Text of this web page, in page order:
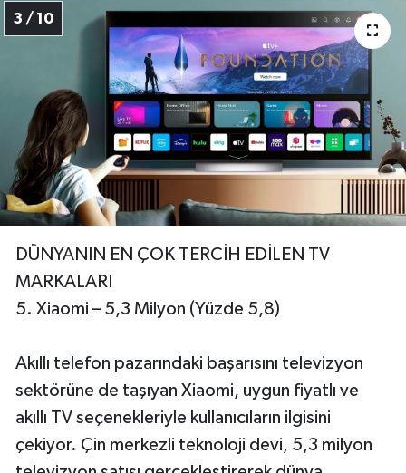
3 / 10
DÜNYANIN EN ÇOK TERCİH EDİLEN TV
MARKALARI
5. Xiaomi – 5,3 Milyon (Yüzde 5,8)
Akıllı telefon pazarındaki başarısını televizyon
sektörüne de taşıyan Xiaomi, uygun fiyatlı ve
akıllı TV seçenekleriyle kullanıcıların ilgisini
çekiyor. Çin merkezli teknoloji devi, 5,3 milyon